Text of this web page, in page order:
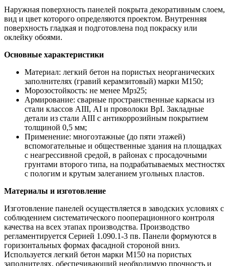
Наружная поверхность панелей покрыта декоративным слоем,
вид и цвет которого определяются проектом. Внутренняя
поверхность гладкая и подготовлена под покраску или
оклейку обоями.
Основные характеристики
Материал: легкий бетон на пористых неорганических
заполнителях (гравий керамзитовый) марки М150;
Морозостойкость: не менее Мрз25;
Армирование: сварные пространственные каркасы из
стали классов АIII, АI и проволоки ВрI. Закладные
детали из стали АIII с антикоррозийным покрытием
толщиной 0,5 мм;
Применение: многоэтажные (до пяти этажей)
вспомогательные и общественные здания на площадках
с неагрессивной средой, в районах с просадочными
грунтами второго типа, на подрабатываемых местностях
с пологим и крутым залеганием угольных пластов.
Материалы и изготовление
Изготовление панелей осуществляется в заводских условиях с
соблюдением систематического пооперационного контроля
качества на всех этапах производства. Производство
регламентируется Серией 1.090.1-3 пв. Панели формуются в
горизонтальных формах фасадной стороной вниз.
Используется легкий бетон марки М150 на пористых
заполнителях, обеспечивающий необходимую прочность и